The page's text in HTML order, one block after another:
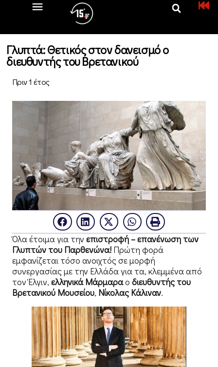
Γλυπτά: Θετικός στον δανεισμό ο
διευθυντής του Βρετανικού
Πριν 1 έτος
Όλα έτοιμα για την επιστροφή – επανένωση των
Γλυπτών του Παρθενώνα! Πρώτη φορά
εμφανίζεται τόσο ανοιχτός σε μορφή
συνεργασίας με την Ελλάδα για τα, κλεμμένα από
τον Έλγιν, ελληνικά Μάρμαραο διευθυντής του
Βρετανικού Μουσείου, Νίκολας Κάλιναν.